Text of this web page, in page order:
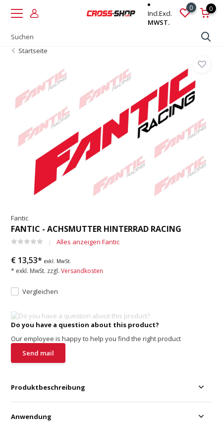
Incl.Excl.
MWST.
0 0
Startseite
Fantic
FANTIC - ACHSMUTTER HINTERRAD RACING
Alles anzeigen Fantic
€ 13,53*exkl. MwSt.
* exkl. MwSt. zzgl.Versandkosten
Vergleichen
Do you have a question about this product?
Our employee is happy to help you find the right product
Send mail
Produktbeschreibung
Anwendung